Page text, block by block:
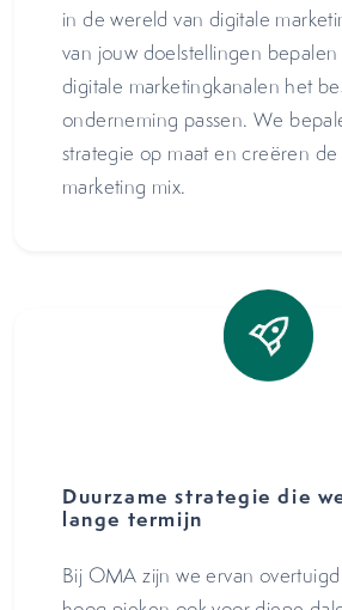
in de wereld van digitale
van jouw doelstellingen
digitale marketingkanalen het
onderneming passen. We
strategie op maat en creëren
marketing mix.
Duurzame strategie die
lange termijn
Bij OMA zijn we ervan